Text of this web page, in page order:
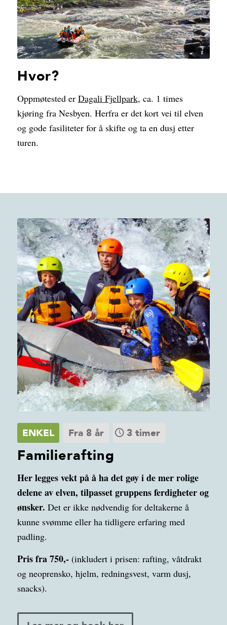
Dagali Fjellpark
Hvor?
Oppmøtested er Dagali Fjellpark, ca. 1 times
kjøring fra Nesbyen. Herfra er det kort vei til elven
og gode fasiliteter for å skifte og ta en dusj etter
turen.
ENKEL Fra 8 år 3 timer
Familierafting
Her legges vekt på å ha det gøy i de mer rolige
delene av elven, tilpasset gruppens ferdigheter og
ønsker. Det er ikke nødvendig for deltakerne å
kunne svømme eller ha tidligere erfaring med
padling.
Pris fra 750,-(inkludert i prisen: rafting, våtdrakt
og neoprensko, hjelm, redningsvest, varm dusj,
snacks).
Dagali Fjellpark